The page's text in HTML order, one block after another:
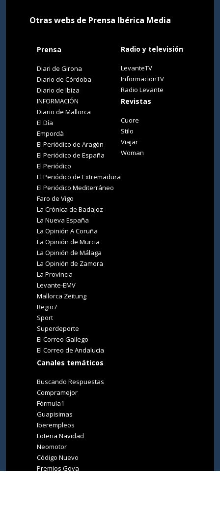
Otras webs de Prensa Ibérica Media
Prensa
Diari de Girona
Diario de Córdoba
Diario de Ibiza
INFORMACIÓN
Diario de Mallorca
El Día
Empordà
El Periódico de Aragón
El Periódico de España
El Periódico
El Periódico de Extremadura
El Periódico Mediterráneo
Faro de Vigo
La Crónica de Badajoz
La Nueva España
La Opinión A Coruña
La Opinión de Murcia
La Opinión de Málaga
La Opinión de Zamora
La Provincia
Levante-EMV
Mallorca Zeitung
Regio7
Sport
Superdeporte
El Correo Gallego
El Correo de Andalucia
Canales temáticos
Buscando Respuestas
Compramejor
Fórmula1
Guapisimas
Iberempleos
Loteria Navidad
Neomotor
Código Nuevo
Premios Goya
Radio y televisión
LevanteTV
InformacionTV
Radio Levante
Revistas
Cuore
Stilo
Viajar
Woman